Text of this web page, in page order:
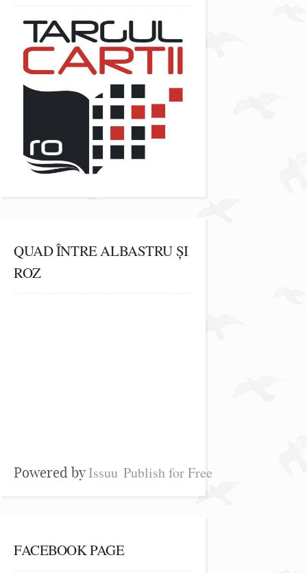
QUAD ÎNTRE ALBASTRU ȘI
ROZ
Powered byIssuu Publish for Free
FACEBOOK PAGE